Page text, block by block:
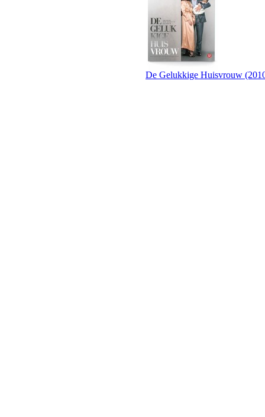
De Gelukkige Huisvrouw